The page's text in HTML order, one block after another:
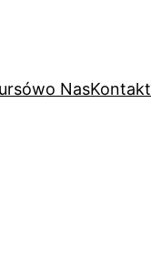
o NasKontakt